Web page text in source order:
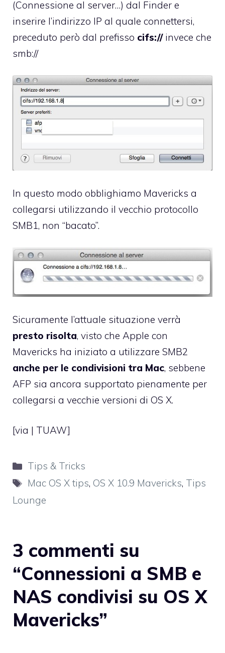
(Connessione al server…) dal Finder e
inserire l’indirizzo IP al quale connettersi,
preceduto però dal prefisso cifs://invece che
smb://
In questo modo obblighiamo Mavericks a
collegarsi utilizzando il vecchio protocollo
SMB1, non “bacato”.
Sicuramente l’attuale situazione verrà
presto risolta, visto che Apple con
Mavericks ha iniziato a utilizzare SMB2
anche per le condivisioni tra Mac, sebbene
AFP sia ancora supportato pienamente per
collegarsi a vecchie versioni di OS X.
[via | TUAW]
Categorie
Tips & Tricks
Tag
Mac OS X tips, OS X 10.9 Mavericks, Tips
Lounge
3 commenti su
“Connessioni a SMB e
NAS condivisi su OS X
Mavericks”